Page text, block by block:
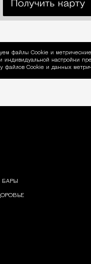
файлы Сookie и
индивидуальной настройки
файлов Cookie и данных
БАРЫ